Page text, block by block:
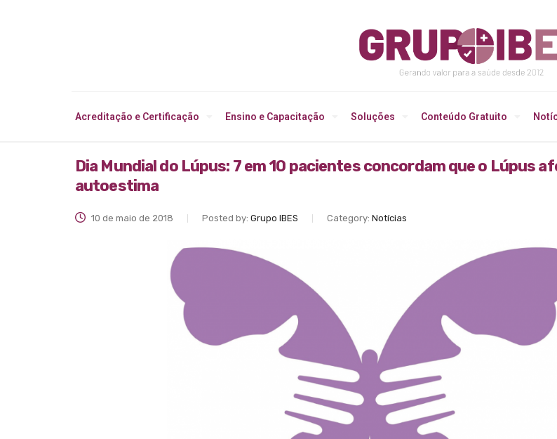
Acreditação e Certificação Ensino e Capacitação Soluções Conteúdo Gratuito
Dia Mundial do Lúpus: 7 em 10 pacientes concordam que o Lúpus
autoestima
10 de maio de 2018 Posted by: Grupo IBES Category: Notícias